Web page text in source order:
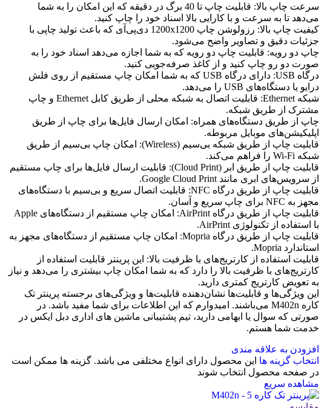
سرعت چاپ بالا: قابلیت چاپ تا 40 برگ در دقیقه که این امکان را به شما
می‌دهد تا به سرعت و با کارایی بالا اسناد خود را چاپ کنید.
کیفیت چاپ بالا: رزولوشن چاپ 1200x1200 دی‌پی‌آی که باعث تولید چاپی با
جزئیات دقیق و تصاویر واضح می‌شود.
چاپ دو رویه: قابلیت چاپ دو رویه که به شما اجازه می‌دهد اسناد خود را به
صورت دو رو چاپ کنید و از کاغذ صرفه‌جویی کنید.
درگاه USB: دارای درگاه USB که به شما امکان چاپ مستقیم از روی فلش
درایو یا دستگاه‌های USB را می‌دهد.
شبکه Ethernet: قابلیت اتصال به شبکه محلی از طریق کابل Ethernet و چاپ
مشترک از طریق شبکه.
چاپ از طریق دستگاه‌های همراه: امکان ارسال فایل‌ها برای چاپ از طریق
اپلیکیشن‌های موبایل مربوطه.
قابلیت چاپ از طریق شبکه بی‌سیم (Wireless): امکان چاپ بی‌سیم از طریق
شبکه Wi-Fi را فراهم می‌کند.
قابلیت چاپ از طریق ابر (Cloud Print): قابلیت ارسال فایل‌ها برای چاپ مستقیم
از سرویس‌های ابری مانند Google Cloud Print.
قابلیت چاپ از طریق درگاه NFC: قابلیت اتصال سریع و بی‌سیم با دستگاه‌های
مجهز به NFC برای چاپ سریع و آسان.
قابلیت چاپ از طریق درگاه AirPrint: امکان چاپ مستقیم از دستگاه‌های Apple
با استفاده از تکنولوژی AirPrint.
قابلیت چاپ از طریق درگاه Mopria: امکان چاپ مستقیم از دستگاه‌های مجهز به
استاندارد Mopria.
قابلیت استفاده از کارتریج‌های با ظرفیت بالا: این پرینتر قابلیت استفاده از
کارتریج‌های با ظرفیت بالا را دارد که به شما امکان چاپ بیشتری را می‌دهد و نیاز
به تعویض کارتریج کمتری دارید.
این ویژگی‌ها و قابلیت‌ها نشان‌دهنده قابلیت‌ها و ویژگی‌های برجسته پرینتر تک
کاره M402n می‌باشند. امیدوارم که این اطلاعات برای شما مفید باشد. در
صورتی که سوال یا ابهامی دارید، تیم پشتیبانی ماشین های اداری دبل ایکس در
خدمت شما هستم.
افزودن به علاقه مندی
انتخاب گزینه ها این محصول دارای انواع مختلفی می باشد. گزینه ها ممکن است
در صفحه محصول انتخاب شوند
مشاهده سریع